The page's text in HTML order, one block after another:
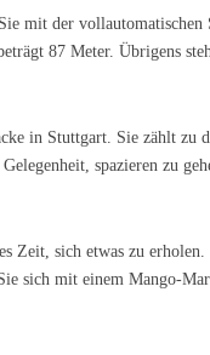
mit der
87 Meter. Übrigens
in Stuttgart. Sie zählt zu
spazieren zu
Zeit, sich etwas zu
sich mit einem Mango-